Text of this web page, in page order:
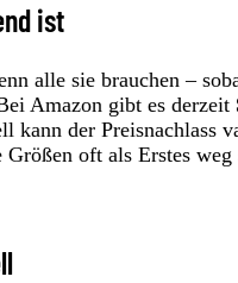
ist
alle sie brauchen –
Amazon gibt es derzeit
kann der Preisnachlass
oft als Erstes weg